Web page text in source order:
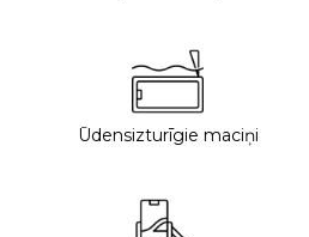
Ūdensizturīgie maciņi